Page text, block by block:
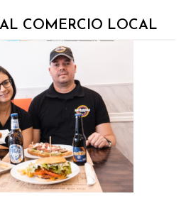
COMERCIO LOCAL